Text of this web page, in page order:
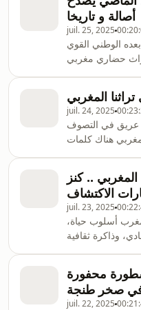
البساطة والعمق ،
أصالة و تاريخا
juil. 25, 2025
الوطني القوي
الى جيل ، تراث حضاري مغربي
جمعية المغرب
المغربي
juil. 24, 2025
عريق في التصوف
هناك كلمات
الشعبي و رمز
للخير والطمأنينة و القناعة و هذا هو موضوع
مصطفى العوزي
.. كنز
الاكتشاف
juil. 23, 2025
التراث الرحلي في المغرب أسلوب حياة،
وذاكرة ثقافية
، يحدثنا عنه
باحث في التاريخ
الحديث و المعاصر
محفورة
صخر طنجة
juil. 22, 2025